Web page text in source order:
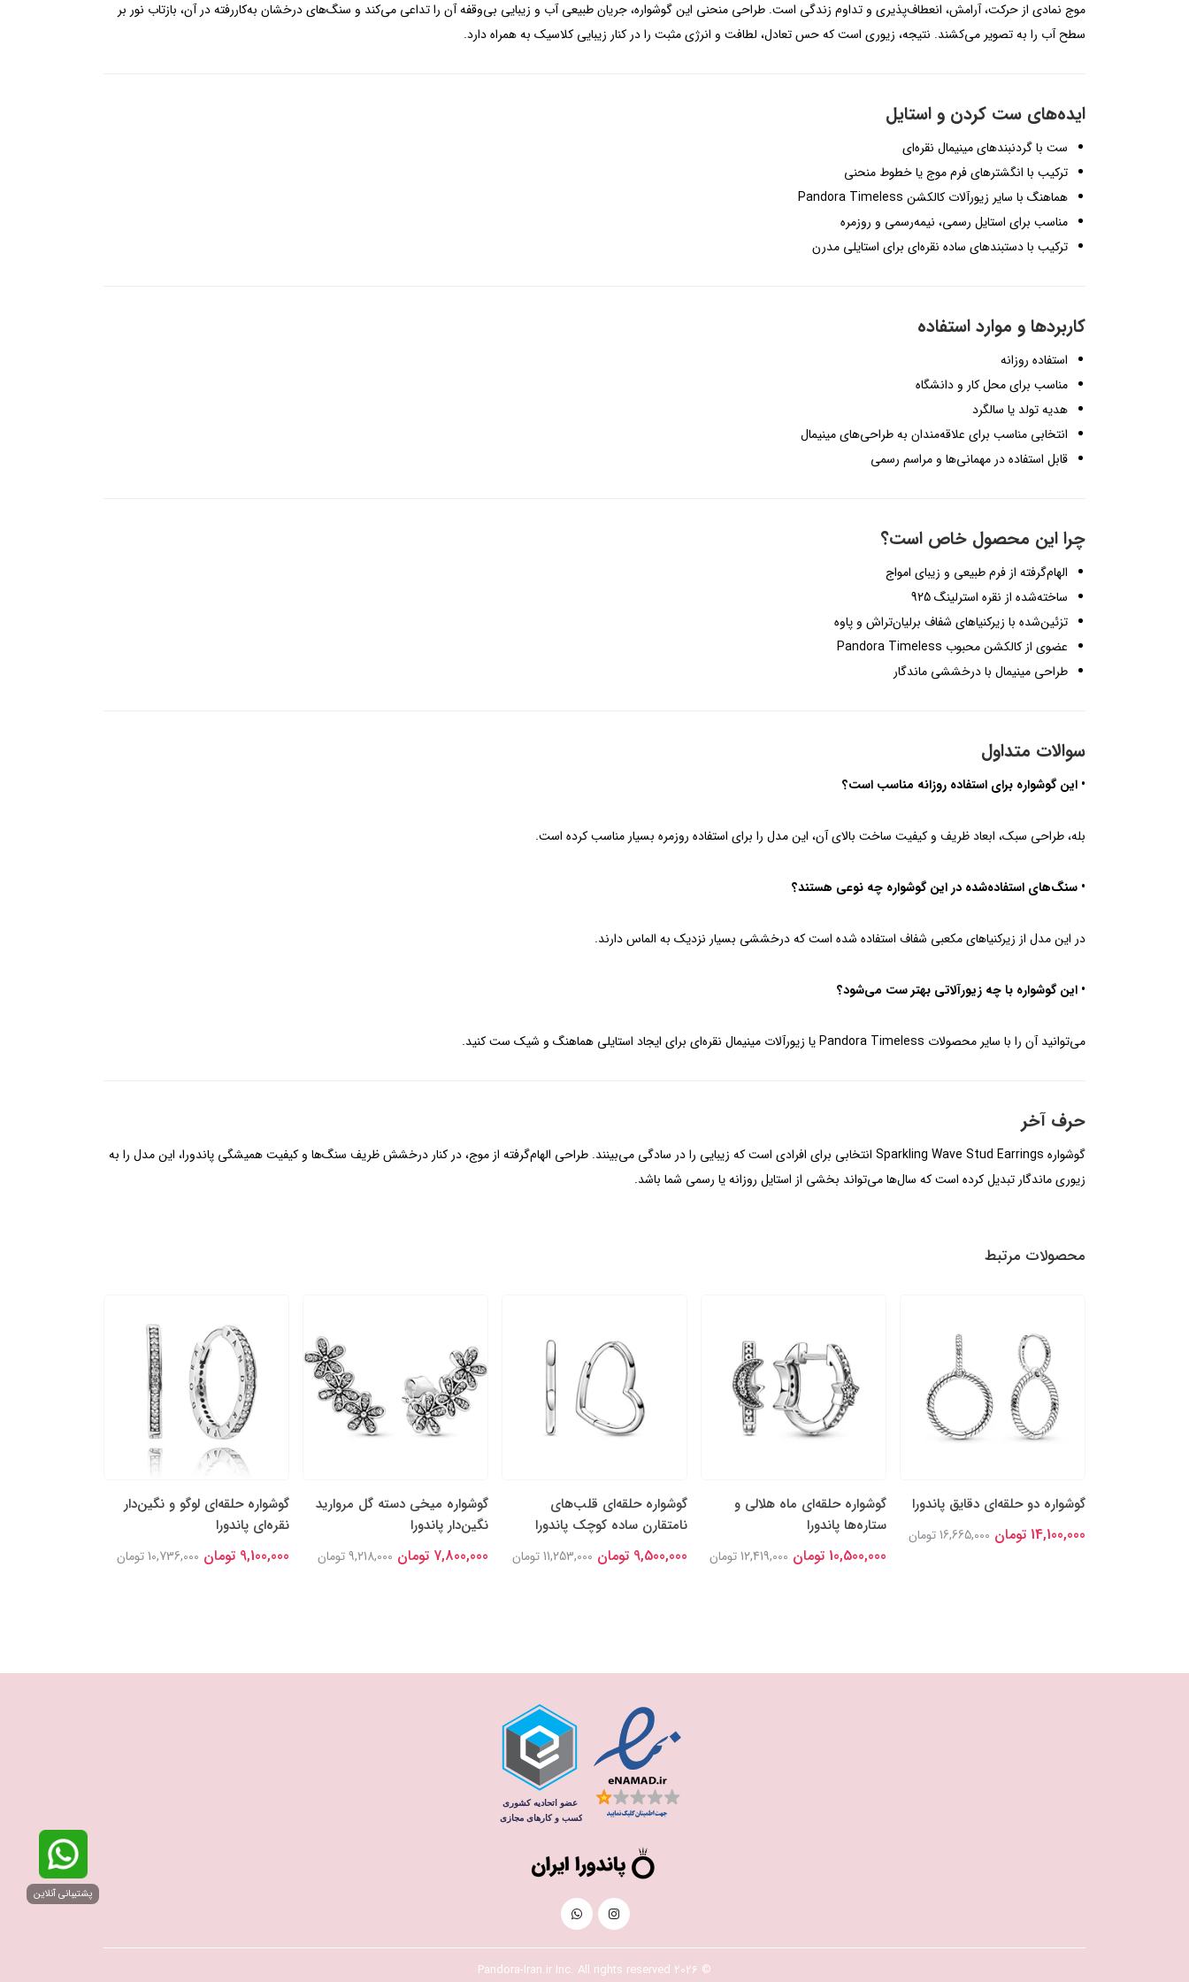
موج نمادی از حرکت، آرامش، انعطاف‌پذیری و تداوم زندگی است. طراحی منحنی این گوشواره، جریان طبیعی آب و زیبایی بی‌وقفه آن را تداعی می‌کند و سنگ‌های درخشان به‌کاررفته در آن، بازتاب نور بر
سطح آب را به تصویر می‌کشند. نتیجه، زیوری است که حس تعادل، لطافت و انرژی مثبت را در کنار زیبایی کلاسیک به همراه دارد.
ایده‌های ست کردن و استایل
ست با گردنبندهای مینیمال نقره‌ای
ترکیب با انگشترهای فرم موج یا خطوط منحنی
هماهنگ با سایر زیورآلات کالکشن Pandora Timeless
مناسب برای استایل رسمی، نیمه‌رسمی و روزمره
ترکیب با دستبندهای ساده نقره‌ای برای استایلی مدرن
کاربردها و موارد استفاده
استفاده روزانه
مناسب برای محل کار و دانشگاه
هدیه تولد یا سالگرد
انتخابی مناسب برای علاقه‌مندان به طراحی‌های مینیمال
قابل استفاده در مهمانی‌ها و مراسم رسمی
چرا این محصول خاص است؟
الهام‌گرفته از فرم طبیعی و زیبای امواج
ساخته‌شده از نقره استرلینگ 925
تزئین‌شده با زیرکنیاهای شفاف برلیان‌تراش و پاوه
عضوی از کالکشن محبوب Pandora Timeless
طراحی مینیمال با درخششی ماندگار
سوالات متداول
• این گوشواره برای استفاده روزانه مناسب است؟
بله، طراحی سبک، ابعاد ظریف و کیفیت ساخت بالای آن، این مدل را برای استفاده روزمره بسیار مناسب کرده است.
• سنگ‌های استفاده‌شده در این گوشواره چه نوعی هستند؟
در این مدل از زیرکنیاهای مکعبی شفاف استفاده شده است که درخششی بسیار نزدیک به الماس دارند.
• این گوشواره با چه زیورآلاتی بهتر ست می‌شود؟
می‌توانید آن را با سایر محصولات Pandora Timeless یا زیورآلات مینیمال نقره‌ای برای ایجاد استایلی هماهنگ و شیک ست کنید.
حرف آخر
گوشواره Sparkling Wave Stud Earrings انتخابی برای افرادی است که زیبایی را در سادگی می‌بینند. طراحی الهام‌گرفته از موج، در کنار درخشش ظریف سنگ‌ها و کیفیت همیشگی پاندورا، این مدل را به
زیوری ماندگار تبدیل کرده است که سال‌ها می‌تواند بخشی از استایل روزانه یا رسمی شما باشد.
محصولات مرتبط
گوشواره دو حلقه‌ای دقایق پاندورا
14,100,000 تومان 16,665,000 تومان
گوشواره حلقه‌ای ماه هلالی و
ستاره‌ها پاندورا
10,500,000 تومان 12,419,000 تومان
گوشواره حلقه‌ای قلب‌های
نامتقارن ساده کوچک پاندورا
9,500,000 تومان 11,253,000 تومان
گوشواره میخی دسته‌ گل مروارید
نگین‌دار پاندورا
7,800,000 تومان 9,218,000 تومان
گوشواره حلقه‌ای لوگو و نگین‌دار
نقره‌ای پاندورا
9,100,000 تومان 10,736,000 تومان
© 2026 Pandora-Iran.ir Inc. All rights reserved
پشتیبانی آنلاین